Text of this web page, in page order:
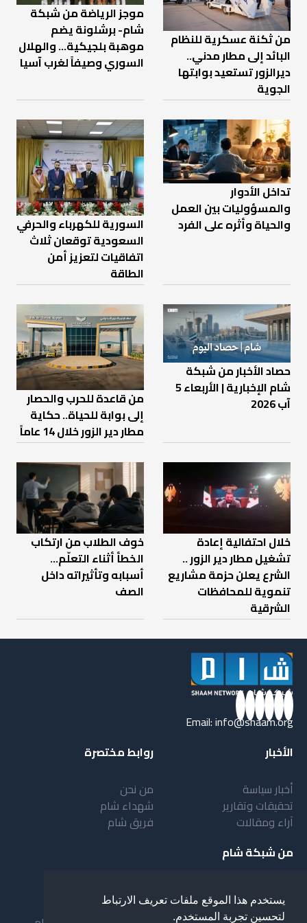
يستخدم هذا الموقع ملفات تعريف الارتباط
لتحسين تجربة المستخدم.
من ثكنة عسكرية للنظام
البائد إلى مطار مدني..
ديرالزور تستعيد بوابتها
الجوية
موجز الرياضة من شبكة
شام- برشلونة يضم
موهبة بلجيكية... والهلال
السوري وصيفاً لغرب آسيا
تداخل الأدوار
والمسؤوليات بين العمل
والحياة وأثره على الفرد
السورية للكهرباء والحرفي
السعودية توقعان ثلاث
اتفاقيات لتعزيز أمن
الطاقة
حصاد الأخبار من شبكة
شام الإخبارية | الأربعاء 5
آب 2026
من قاعدة للحرب والحصار
إلى بوابة للحياة.. حكاية
مطار دير الزور خلال 14 عاماً
خلال احتفالية إعادة
تشغيل مطار دير الزور ..
الشرع يعلن حزمة مشاريع
تنموية للمحافظات
الشرقية
خوف الطلاب من ارتكاب
الخطأ أثناء التعلّم…
أسبابه وتأثيراته داخل
الصف
Email:info@shaam.org
الأخبار
أخبار سياسة
تحقيقات وتقارير
آراء ومقالات
روابط مختصرة
من نحن
شهداء شام
فريق شام
من شبكة شام
أهداف شبكة شام
خدمات شبكة شام
بنية شبكة شام
مقدمة عن شبكة شام